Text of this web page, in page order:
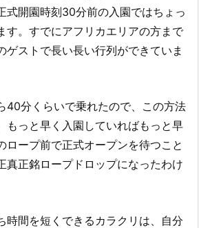
式開園時刻30分前の入園ではちょっ
す。すでにアフリカエリアの方まで
ゲストで長い長い行列ができていま
40分くらいで乗れたので、この方法
もっと早く入園していればもっと早
ロープ前で正式オープンを待つこと
真正銘ロープドロップになったわけ
時間を短くできるカラクリは、自分